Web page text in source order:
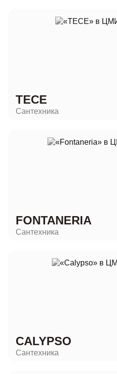
ТЕСЕ
Сантехника
FONTANERIA
Сантехника
CALYPSO
Сантехника